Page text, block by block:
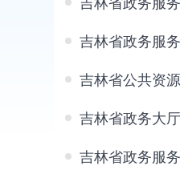
吉林省政务服
吉林省公共资
吉林省政务大
吉林省政务服